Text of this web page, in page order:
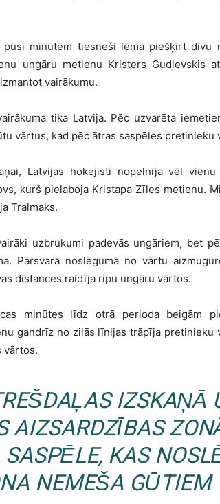
pusi minūtēm tiesneši lēma piešķirt divu
ungāru metienu Kristers Gudļevskis
vairākumu.
tika Latvija. Pēc uzvarēta
vārtus, kad pēc ātras saspēles pretinieku
Latvijas hokejisti nopelnīja vēl
kurš pielaboja Kristapa Zīles metienu.
Tralmaks.
uzbrukumi padevās ungāriem, bet
Pārsvara noslēgumā no vārtu
distances raidīja ripu ungāru vārtos.
minūtes līdz otrā perioda beigām
gandrīz no zilās līnijas trāpīja pretinieku
vārtos.
IZSKAŅĀ
AIZSARDZĪBAS
KAS
NEMEŠA GŪTIEM